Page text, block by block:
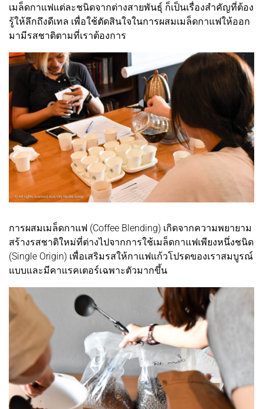
เมล็ดกาแฟแต่ละชนิดจากต่างสายพันธุ์ ก็เป็นเรื่องสำคัญที่ต้อง
รู้ให้ลึกถึงดีเทล เพื่อใช้ตัดสินใจในการผสมเมล็ดกาแฟให้ออก
มามีรสชาติตามที่เราต้องการ
การผสมเมล็ดกาแฟ (Coffee Blending) เกิดจากความพยายาม
สร้างรสชาติใหม่ที่ต่างไปจากการใช้เมล็ดกาแฟเพียงหนึ่งชนิด
(Single Origin) เพื่อเสริมรสให้กาแฟแก้วโปรดของเราสมบูรณ์
แบบและมีคาแรคเตอร์เฉพาะตัวมากขึ้น